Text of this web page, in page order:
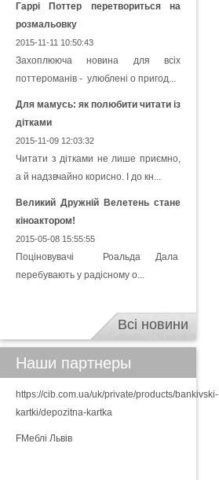
Гаррі Поттер перетвориться на
розмальовку
2015-11-11 10:50:43
Захоплююча новина для всіх
поттероманів - улюблені о пригод...
Для мамусь: як полюбити читати із
дітками
2015-11-09 12:03:32
Читати з дітками не лише приємно,
а й надзвчайно корисно. І до кн...
Великий Дружній Велетень стане
кіноактором!
2015-05-08 15:55:55
Поціновувачі Роальда Дала
перебувають у радісному о...
Всі новини
Наши партнеры
https://cib.com.ua/uk/private/products/bankivski-
kartki/depozitna-kartka
FМеблі Львів